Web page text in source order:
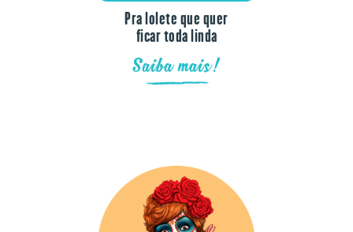
Pra lolete que quer
ficar toda linda
Saiba mais!